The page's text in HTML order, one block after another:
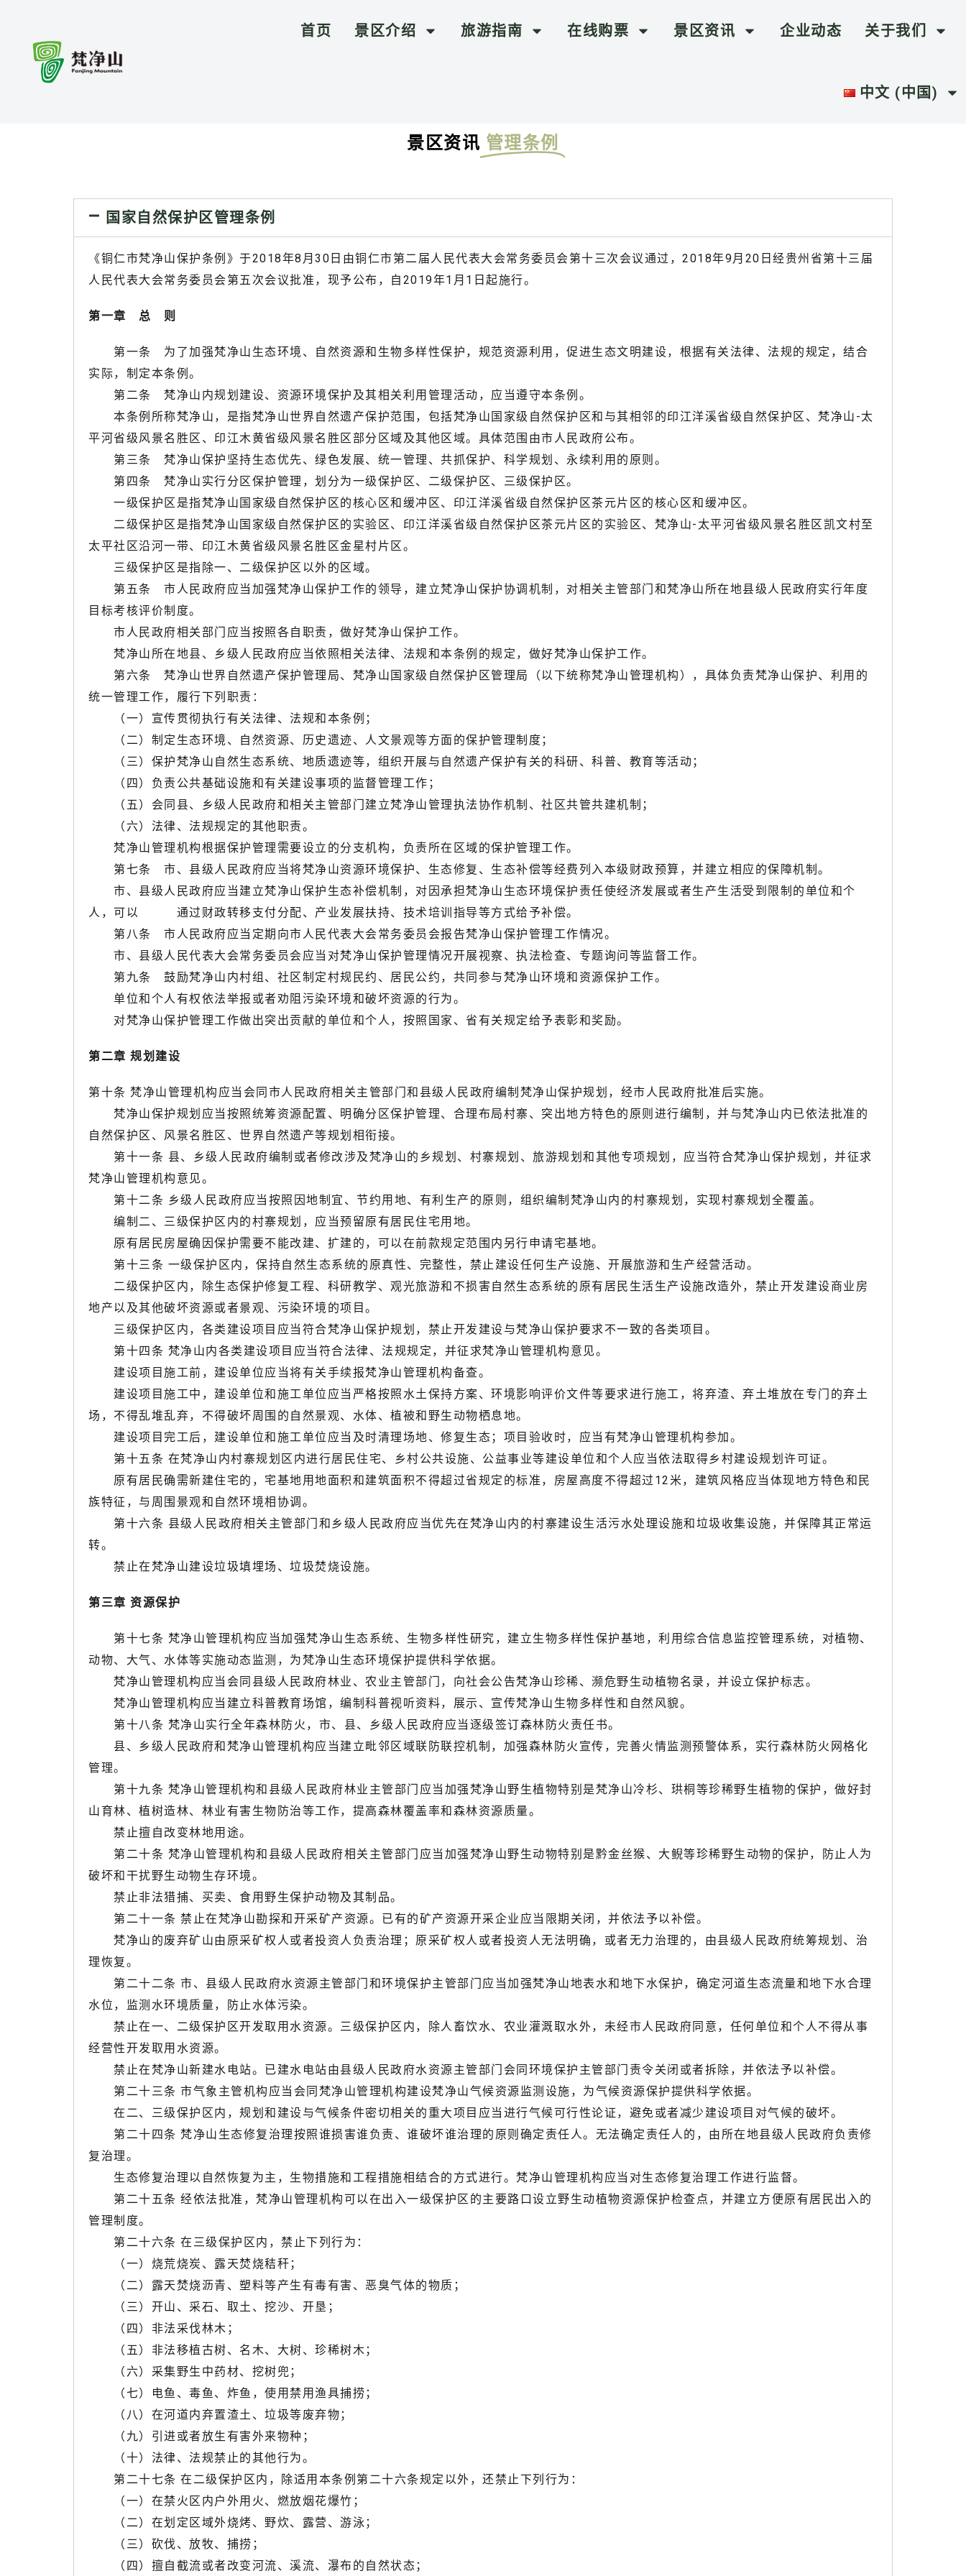
首页 景区介绍 旅游指南 在线购票 景区资讯 企业动态 关于我们
中文 (中国)
景区资讯 管理条例
国家自然保护区管理条例
《铜仁市梵净山保护条例》于2018年8月30日由铜仁市第二届人民代表大会常务委员会第十三次会议通过，2018年9月20日经贵州省第十三届
人民代表大会常务委员会第五次会议批准，现予公布，自2019年1月1日起施行。
第一章 总 则
第一条 为了加强梵净山生态环境、自然资源和生物多样性保护，规范资源利用，促进生态文明建设，根据有关法律、法规的规定，结合
实际，制定本条例。
第二条 梵净山内规划建设、资源环境保护及其相关利用管理活动，应当遵守本条例。
本条例所称梵净山，是指梵净山世界自然遗产保护范围，包括梵净山国家级自然保护区和与其相邻的印江洋溪省级自然保护区、梵净山-太
平河省级风景名胜区、印江木黄省级风景名胜区部分区域及其他区域。具体范围由市人民政府公布。
第三条 梵净山保护坚持生态优先、绿色发展、统一管理、共抓保护、科学规划、永续利用的原则。
第四条 梵净山实行分区保护管理，划分为一级保护区、二级保护区、三级保护区。
一级保护区是指梵净山国家级自然保护区的核心区和缓冲区、印江洋溪省级自然保护区茶元片区的核心区和缓冲区。
二级保护区是指梵净山国家级自然保护区的实验区、印江洋溪省级自然保护区茶元片区的实验区、梵净山-太平河省级风景名胜区凯文村至
太平社区沿河一带、印江木黄省级风景名胜区金星村片区。
三级保护区是指除一、二级保护区以外的区域。
第五条 市人民政府应当加强梵净山保护工作的领导，建立梵净山保护协调机制，对相关主管部门和梵净山所在地县级人民政府实行年度
目标考核评价制度。
市人民政府相关部门应当按照各自职责，做好梵净山保护工作。
梵净山所在地县、乡级人民政府应当依照相关法律、法规和本条例的规定，做好梵净山保护工作。
第六条 梵净山世界自然遗产保护管理局、梵净山国家级自然保护区管理局（以下统称梵净山管理机构），具体负责梵净山保护、利用的
统一管理工作，履行下列职责：
（一）宣传贯彻执行有关法律、法规和本条例；
（二）制定生态环境、自然资源、历史遗迹、人文景观等方面的保护管理制度；
（三）保护梵净山自然生态系统、地质遗迹等，组织开展与自然遗产保护有关的科研、科普、教育等活动；
（四）负责公共基础设施和有关建设事项的监督管理工作；
（五）会同县、乡级人民政府和相关主管部门建立梵净山管理执法协作机制、社区共管共建机制；
（六）法律、法规规定的其他职责。
梵净山管理机构根据保护管理需要设立的分支机构，负责所在区域的保护管理工作。
第七条 市、县级人民政府应当将梵净山资源环境保护、生态修复、生态补偿等经费列入本级财政预算，并建立相应的保障机制。
市、县级人民政府应当建立梵净山保护生态补偿机制，对因承担梵净山生态环境保护责任使经济发展或者生产生活受到限制的单位和个
人，可以 通过财政转移支付分配、产业发展扶持、技术培训指导等方式给予补偿。
第八条 市人民政府应当定期向市人民代表大会常务委员会报告梵净山保护管理工作情况。
市、县级人民代表大会常务委员会应当对梵净山保护管理情况开展视察、执法检查、专题询问等监督工作。
第九条 鼓励梵净山内村组、社区制定村规民约、居民公约，共同参与梵净山环境和资源保护工作。
单位和个人有权依法举报或者劝阻污染环境和破坏资源的行为。
对梵净山保护管理工作做出突出贡献的单位和个人，按照国家、省有关规定给予表彰和奖励。
第二章 规划建设
第十条 梵净山管理机构应当会同市人民政府相关主管部门和县级人民政府编制梵净山保护规划，经市人民政府批准后实施。
梵净山保护规划应当按照统筹资源配置、明确分区保护管理、合理布局村寨、突出地方特色的原则进行编制，并与梵净山内已依法批准的
自然保护区、风景名胜区、世界自然遗产等规划相衔接。
第十一条 县、乡级人民政府编制或者修改涉及梵净山的乡规划、村寨规划、旅游规划和其他专项规划，应当符合梵净山保护规划，并征求
梵净山管理机构意见。
第十二条 乡级人民政府应当按照因地制宜、节约用地、有利生产的原则，组织编制梵净山内的村寨规划，实现村寨规划全覆盖。
编制二、三级保护区内的村寨规划，应当预留原有居民住宅用地。
原有居民房屋确因保护需要不能改建、扩建的，可以在前款规定范围内另行申请宅基地。
第十三条 一级保护区内，保持自然生态系统的原真性、完整性，禁止建设任何生产设施、开展旅游和生产经营活动。
二级保护区内，除生态保护修复工程、科研教学、观光旅游和不损害自然生态系统的原有居民生活生产设施改造外，禁止开发建设商业房
地产以及其他破坏资源或者景观、污染环境的项目。
三级保护区内，各类建设项目应当符合梵净山保护规划，禁止开发建设与梵净山保护要求不一致的各类项目。
第十四条 梵净山内各类建设项目应当符合法律、法规规定，并征求梵净山管理机构意见。
建设项目施工前，建设单位应当将有关手续报梵净山管理机构备查。
建设项目施工中，建设单位和施工单位应当严格按照水土保持方案、环境影响评价文件等要求进行施工，将弃渣、弃土堆放在专门的弃土
场，不得乱堆乱弃，不得破坏周围的自然景观、水体、植被和野生动物栖息地。
建设项目完工后，建设单位和施工单位应当及时清理场地、修复生态；项目验收时，应当有梵净山管理机构参加。
第十五条 在梵净山内村寨规划区内进行居民住宅、乡村公共设施、公益事业等建设单位和个人应当依法取得乡村建设规划许可证。
原有居民确需新建住宅的，宅基地用地面积和建筑面积不得超过省规定的标准，房屋高度不得超过12米，建筑风格应当体现地方特色和民
族特征，与周围景观和自然环境相协调。
第十六条 县级人民政府相关主管部门和乡级人民政府应当优先在梵净山内的村寨建设生活污水处理设施和垃圾收集设施，并保障其正常运
转。
禁止在梵净山建设垃圾填埋场、垃圾焚烧设施。
第三章 资源保护
第十七条 梵净山管理机构应当加强梵净山生态系统、生物多样性研究，建立生物多样性保护基地，利用综合信息监控管理系统，对植物、
动物、大气、水体等实施动态监测，为梵净山生态环境保护提供科学依据。
梵净山管理机构应当会同县级人民政府林业、农业主管部门，向社会公告梵净山珍稀、濒危野生动植物名录，并设立保护标志。
梵净山管理机构应当建立科普教育场馆，编制科普视听资料，展示、宣传梵净山生物多样性和自然风貌。
第十八条 梵净山实行全年森林防火，市、县、乡级人民政府应当逐级签订森林防火责任书。
县、乡级人民政府和梵净山管理机构应当建立毗邻区域联防联控机制，加强森林防火宣传，完善火情监测预警体系，实行森林防火网格化
管理。
第十九条 梵净山管理机构和县级人民政府林业主管部门应当加强梵净山野生植物特别是梵净山冷杉、珙桐等珍稀野生植物的保护，做好封
山育林、植树造林、林业有害生物防治等工作，提高森林覆盖率和森林资源质量。
禁止擅自改变林地用途。
第二十条 梵净山管理机构和县级人民政府相关主管部门应当加强梵净山野生动物特别是黔金丝猴、大鲵等珍稀野生动物的保护，防止人为
破坏和干扰野生动物生存环境。
禁止非法猎捕、买卖、食用野生保护动物及其制品。
第二十一条 禁止在梵净山勘探和开采矿产资源。已有的矿产资源开采企业应当限期关闭，并依法予以补偿。
梵净山的废弃矿山由原采矿权人或者投资人负责治理；原采矿权人或者投资人无法明确，或者无力治理的，由县级人民政府统筹规划、治
理恢复。
第二十二条 市、县级人民政府水资源主管部门和环境保护主管部门应当加强梵净山地表水和地下水保护，确定河道生态流量和地下水合理
水位，监测水环境质量，防止水体污染。
禁止在一、二级保护区开发取用水资源。三级保护区内，除人畜饮水、农业灌溉取水外，未经市人民政府同意，任何单位和个人不得从事
经营性开发取用水资源。
禁止在梵净山新建水电站。已建水电站由县级人民政府水资源主管部门会同环境保护主管部门责令关闭或者拆除，并依法予以补偿。
第二十三条 市气象主管机构应当会同梵净山管理机构建设梵净山气候资源监测设施，为气候资源保护提供科学依据。
在二、三级保护区内，规划和建设与气候条件密切相关的重大项目应当进行气候可行性论证，避免或者减少建设项目对气候的破坏。
第二十四条 梵净山生态修复治理按照谁损害谁负责、谁破坏谁治理的原则确定责任人。无法确定责任人的，由所在地县级人民政府负责修
复治理。
生态修复治理以自然恢复为主，生物措施和工程措施相结合的方式进行。梵净山管理机构应当对生态修复治理工作进行监督。
第二十五条 经依法批准，梵净山管理机构可以在出入一级保护区的主要路口设立野生动植物资源保护检查点，并建立方便原有居民出入的
管理制度。
第二十六条 在三级保护区内，禁止下列行为：
（一）烧荒烧炭、露天焚烧秸秆；
（二）露天焚烧沥青、塑料等产生有毒有害、恶臭气体的物质；
（三）开山、采石、取土、挖沙、开垦；
（四）非法采伐林木；
（五）非法移植古树、名木、大树、珍稀树木；
（六）采集野生中药材、挖树兜；
（七）电鱼、毒鱼、炸鱼，使用禁用渔具捕捞；
（八）在河道内弃置渣土、垃圾等废弃物；
（九）引进或者放生有害外来物种；
（十）法律、法规禁止的其他行为。
第二十七条 在二级保护区内，除适用本条例第二十六条规定以外，还禁止下列行为：
（一）在禁火区内户外用火、燃放烟花爆竹；
（二）在划定区域外烧烤、野炊、露营、游泳；
（三）砍伐、放牧、捕捞；
（四）擅自截流或者改变河流、溪流、瀑布的自然状态；